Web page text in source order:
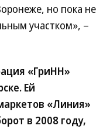
но пока не
участком», –
«ГриНН»
Ей
«Линия»
в 2008 году,